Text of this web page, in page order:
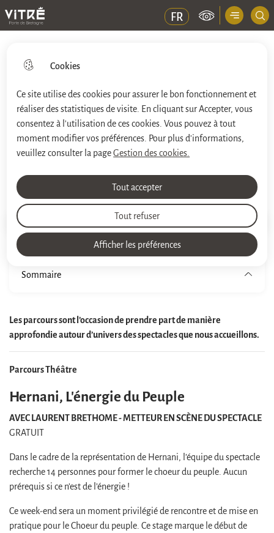
Cookies
Ce site utilise des cookies pour assurer le bon fonctionnement et
réaliser des statistiques de visite. En cliquant sur Accepter, vous
consentez à l'utilisation de ces cookies. Vous pouvez à tout
moment modifier vos préférences. Pour plus d'informations,
veuillez consulter la pageGestion des cookies.
Afficher les préférences
Tout accepter
Tout refuser
Aller
au
menu
Aller à la
recherche
Aller au
contenu
principal
Consulter le
plan du site
Ville de Vitré FR Menu principal
Les parcours
Accueil
Sommaire
Les parcours sont l’occasion de prendre part de manière
approfondie autour d’univers des spectacles que nous accueillons.
Parcours Théâtre
Hernani, L'énergie du Peuple
AVEC LAURENT BRETHOME - METTEUR EN SCÈNE DU SPECTACLE
GRATUIT
Dans le cadre de la représentation de Hernani, l’équipe du spectacle
recherche 14 personnes pour former le choeur du peuple. Aucun
prérequis si ce n’est de l’énergie !
Ce week-end sera un moment privilégié de rencontre et de mise en
pratique pour le Choeur du peuple. Ce stage marque le début de